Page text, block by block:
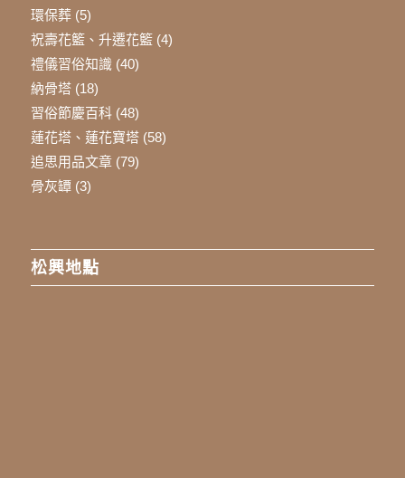
環保葬(5)
祝壽花籃、升遷花籃(4)
禮儀習俗知識(40)
納骨塔(18)
習俗節慶百科(48)
蓮花塔、蓮花寶塔(58)
追思用品文章(79)
骨灰罈(3)
松興地點